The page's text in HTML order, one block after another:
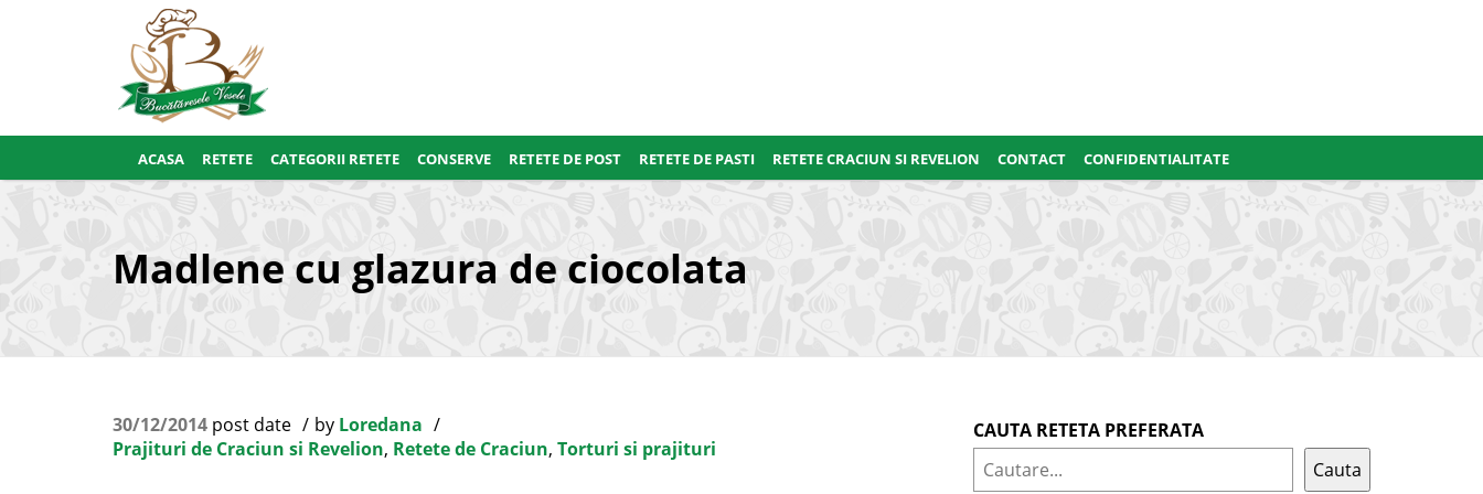
ACASA RETETE CATEGORII RETETE CONSERVE RETETE DE POST RETETE DE PASTI RETETE CRACIUN SI REVELION CONTACT CONFIDENTIALITATE
Madlene cu glazura de ciocolata
30/12/2014 post date by Loredana
Prajituri de Craciun si Revelion, Retete de Craciun, Torturi si prajituri
CAUTA RETETA PREFERATA
Cauta